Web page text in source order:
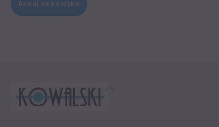
Dodaj do koszyka